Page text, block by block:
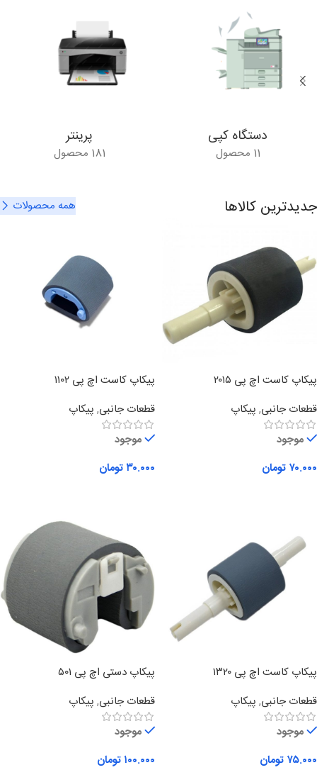
مشاهده کامل
دستگاه کپی
11 محصول
پرینتر
181 محصول
جدیدترین کالاها همه محصولات
پیکاپ کاست اچ پی ۲۰۱۵
قطعات جانبی, پیکاپ
موجود
۷۰.۰۰۰ تومان
پیکاپ کاست اچ پی ۱۱۰۲
قطعات جانبی, پیکاپ
موجود
۳۰.۰۰۰تومان
پیکاپ کاست اچ پی ۱۳۲۰
قطعات جانبی, پیکاپ
موجود
۷۵.۰۰۰ تومان
پیکاپ دستی اچ پی ۵۰۱
قطعات جانبی, پیکاپ
موجود
۱۰۰.۰۰۰ تومان